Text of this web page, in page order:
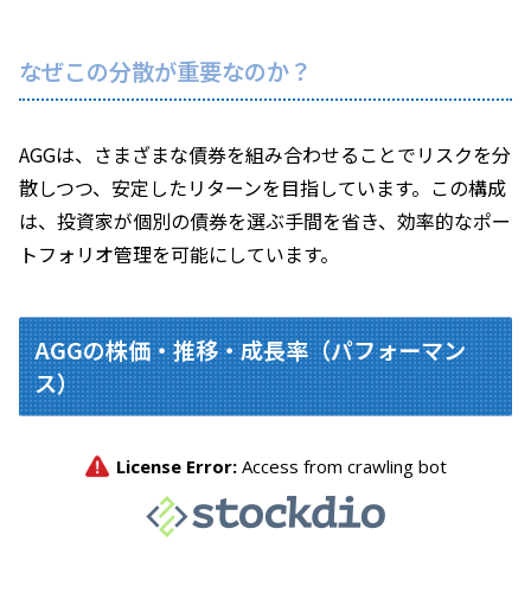
なぜこの分散が重要なのか？
AGGは、さまざまな債券を組み合わせることでリスクを分
散しつつ、安定したリターンを目指しています。この構成
は、投資家が個別の債券を選ぶ手間を省き、効率的なポー
トフォリオ管理を可能にしています。
AGGの株価・推移・成長率（パフォーマン
ス）